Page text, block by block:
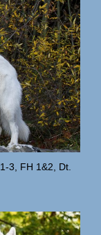
3, FH 1&2, Dt.